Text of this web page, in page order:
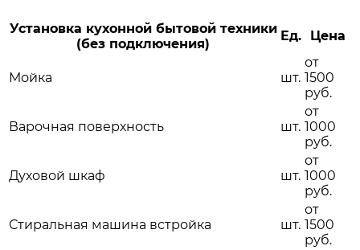
Установка кухонной бытовой техники
(без подключения)
Ед. Цена
Мойка шт.
от
1500
руб.
Варочная поверхность шт.
от
1000
руб.
Духовой шкаф шт.
от
1000
руб.
Стиральная машина встройка шт.
от
1500
руб.